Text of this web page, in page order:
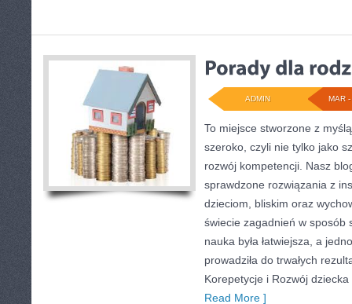
MAR
ADMIN
To miejsce stworzone z
szeroko, czyli nie tylko jako
rozwój kompetencji. Nasz
sprawdzone rozwiązania z
dzieciom, bliskim oraz
świecie zagadnień w sposób
nauka była łatwiejsza, a
prowadziła do trwałych
Korepetycje i Rozwój
Read More ]